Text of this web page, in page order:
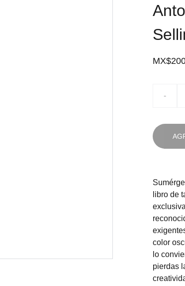
-
libro de
color
lo
pierdas